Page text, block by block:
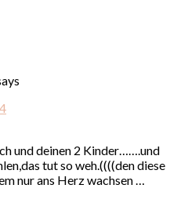
und deinen 2 Kinder…….und
tut so weh.((((den diese
nur ans Herz wachsen …